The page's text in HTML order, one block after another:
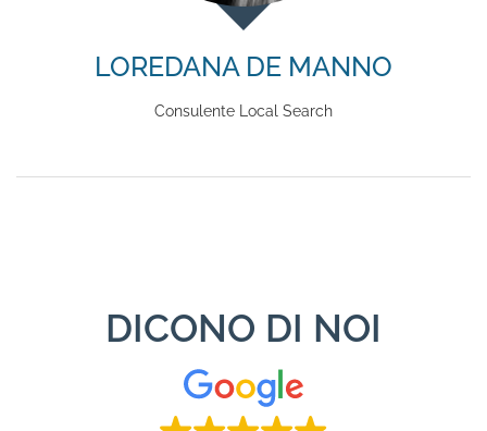
LOREDANA DE MANNO
Consulente Local Search
DICONO DI NOI